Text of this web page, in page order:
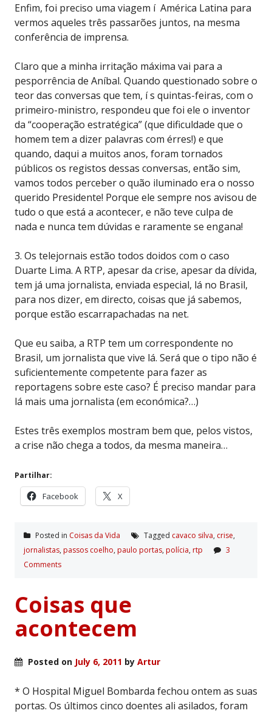
Enfim, foi preciso uma viagem í América Latina para
vermos aqueles três passarões juntos, na mesma
conferência de imprensa.
Claro que a minha irritação máxima vai para a
pesporrência de Aníbal. Quando questionado sobre o
teor das conversas que tem, í s quintas-feiras, com o
primeiro-ministro, respondeu que foi ele o inventor
da “cooperação estratégica” (que dificuldade que o
homem tem a dizer palavras com érres!) e que
quando, daqui a muitos anos, foram tornados
públicos os registos dessas conversas, então sim,
vamos todos perceber o quão iluminado era o nosso
querido Presidente! Porque ele sempre nos avisou de
tudo o que está a acontecer, e não teve culpa de
nada e nunca tem dúvidas e raramente se engana!
3. Os telejornais estão todos doidos com o caso
Duarte Lima. A RTP, apesar da crise, apesar da dívida,
tem já uma jornalista, enviada especial, lá no Brasil,
para nos dizer, em directo, coisas que já sabemos,
porque estão escarrapachadas na net.
Que eu saiba, a RTP tem um correspondente no
Brasil, um jornalista que vive lá. Será que o tipo não é
suficientemente competente para fazer as
reportagens sobre este caso? É preciso mandar para
lá mais uma jornalista (em económica?…)
Estes três exemplos mostram bem que, pelos vistos,
a crise não chega a todos, da mesma maneira…
Partilhar:
Facebook X
Posted in Coisas da Vida Tagged cavaco silva, crise,
jornalistas, passos coelho, paulo portas, polí­cia, rtp
3
Comments
Coisas que
acontecem
Posted on July 6, 2011 by Artur
* O Hospital Miguel Bombarda fechou ontem as suas
portas. Os últimos cinco doentes ali asilados, foram